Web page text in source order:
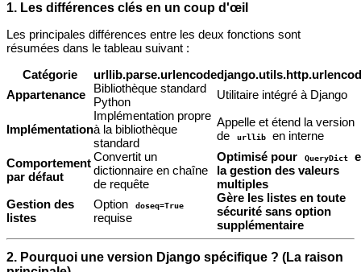
1. Les différences clés en un coup d'œil
Les principales différences entre les deux fonctions sont
résumées dans le tableau suivant :
Catégorie
urllib.parse.urlencode
Appartenance
Bibliothèque standard
Python
Utilitaire intégré à Django
Implémentation
Implémentation propre
à la bibliothèque
standard
Appelle et étend la version
de
urllib
en interne
Comportement
par défaut
Convertit un
dictionnaire en chaîne
de requête
Optimisé pour QueryDict
la gestion des valeurs
multiples
Gestion des
listes
Option doseq=True
requise
Gère les listes en toute
sécurité sans option
supplémentaire
2. Pourquoi une version Django spécifique ? (La raison